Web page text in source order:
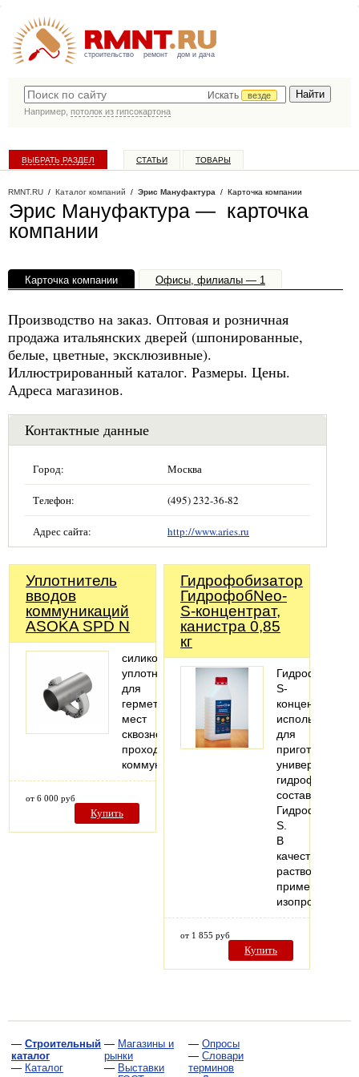
строительство ремонт дом и дача
Искать
везде
Например, потолок из гипсокартона
ВЫБРАТЬ РАЗДЕЛ СТАТЬИ ТОВАРЫ
RMNT.RU / Каталог компаний / Эрис Мануфактура / Карточка компании
Эрис Мануфактура — карточка
компании
Карточка компании Офисы, филиалы — 1
Производство на заказ. Оптовая и розничная
продажа итальянских дверей (шпонированные,
белые, цветные, эксклюзивные).
Иллюстрированный каталог. Размеры. Цены.
Адреса магазинов.
Контактные данные
Город: Москва
Телефон: (495) 232-36-82
Адрес сайта: http://www.aries.ru
Уплотнитель
вводов
коммуникаций
ASOKA SPD N
силиконовый
уплотнитель
для
герметизации
мест
сквозного
прохода
коммуникаций
от 6 000 руб
Купить
Гидрофобизатор
ГидрофобNeo-
S-концентрат,
канистра 0,85
кг
ГидрофобNeo-
S-
концентрат
используется
для
приготовления
состава
ГидрофобNeo-
S.
В
качестве
растворителя
применяется
от 1 855 руб
Купить
— Строительный
каталог
— Каталог
— Магазины и
рынки
— Выставки
— Опросы
— Словари
терминов